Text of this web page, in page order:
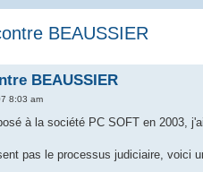
BEAUSSIER
BEAUSSIER
8:03 am
à la société PC SOFT en 2003,
pas le processus judiciaire, voici